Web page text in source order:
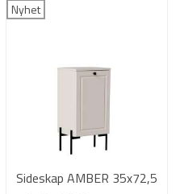
Nyhet
Sideskap AMBER 35x72,5